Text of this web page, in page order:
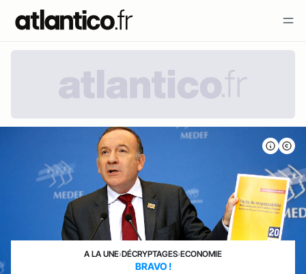
A LA UNE›DÉCRYPTAGES›ECONOMIE
BRAVO !